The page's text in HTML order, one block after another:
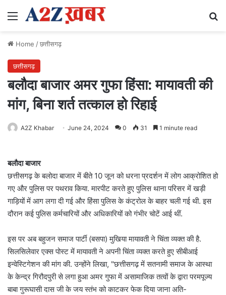
Menu
Home /छत्तीसगढ़
छत्तीसगढ़
बलौदा बाजार अमर गुफा हिंसा: मायावती की
मांग, बिना शर्त तत्काल हो रिहाई
A2Z Khabar June 24, 2024 0 31 1 minute read
बलौदा बाजार
छत्तीसगढ़ के बलोदा बाजार में बीते 10 जून को धरना प्रदर्शन में लोग आक्रोशित हो
गए और पुलिस पर पथराव किया. मारपीट करते हुए पुलिस थाना परिसर में खड़ी
गाड़ियों में आग लगा दी गई और हिंसा पुलिस के कंट्रोल के बाहर चली गई थी. इस
दौरान कई पुलिस कर्मचारियों और अधिकारियों को गंभीर चोटें आई थीं.
इस पर अब बहुजन समाज पार्टी (बसपा) मुखिया मायावती ने चिंता व्यक्त की है.
सिलसिलेवार एक्स पोस्ट में मायावती ने अपनी चिंता व्यक्त करते हुए सीबीआई
इन्वेस्टिगेशन की मांग की. उन्होंने लिखा, "छत्तीसगढ़ में सतनामी समाज के आस्था
के केन्द्र गिरौदपुरी से लगा हुआ अमर गुफा में असामाजिक तत्वों के द्वारा परमपूज्य
बाबा गुरूघासी दास जी के जय स्तंभ को काटकर फेक दिया जाना अति-